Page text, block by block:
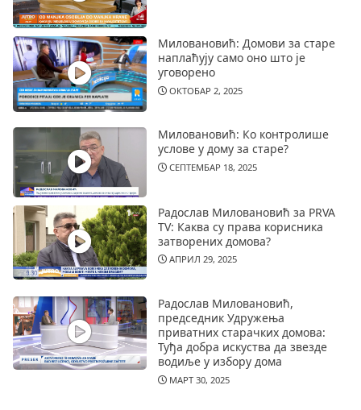
Миловановић: Домови за старе
наплаћују само оно што је
уговорено
ОКТОБАР 2, 2025
Миловановић: Ко контролише
услове у дому за старе?
СЕПТЕМБАР 18, 2025
Радослав Миловановић за PRVA
TV: Каква су права корисника
затворених домова?
АПРИЛ 29, 2025
Радослав Миловановић,
председник Удружења
приватних старачких домова:
Туђа добра искуства да звезде
водиље у избору дома
МАРТ 30, 2025